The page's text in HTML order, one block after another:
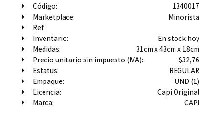
Código:
1340017
Marketplace:
Minorista
Ref:
Inventario:
En stock hoy
Medidas:
31cm x 43cm x 18cm
Precio unitario sin impuesto (IVA):
$32,76
Estatus:
REGULAR
Empaque:
UND (1)
Licencia:
Capi Original
Marca:
CAPI